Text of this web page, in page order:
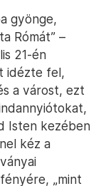
gyönge,
Rómát” –
21-én
idézte fel,
a várost, ezt
Isten kezében
kéz a
„mint